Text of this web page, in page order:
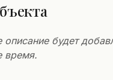
будет
время.